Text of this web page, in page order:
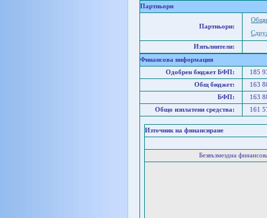
Партньори
Партньори:
Изпълнители:
Финансова информация
Одобрен бюджет БФП:
185
Общ бюджет:
163
БФП:
163
Общо изплатени средства:
161
Източник на финансиране
Безвъзмездна